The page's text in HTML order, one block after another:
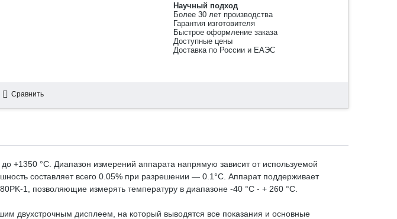
Научный подход
Более 30 лет производства
Гарантия изготовителя
Быстрое оформление заказа
Доступные цены
Доставка по России и ЕАЭС
Сравнить
+1350 °С. Диапазон измерений аппарата напрямую зависит от используемой
составляет всего 0.05% при разрешении — 0.1°С. Аппарат поддерживает
1, позволяющие измерять температуру в диапазоне -40 °C - + 260 °C.
двухстрочным дисплеем, на который выводятся все показания и основные